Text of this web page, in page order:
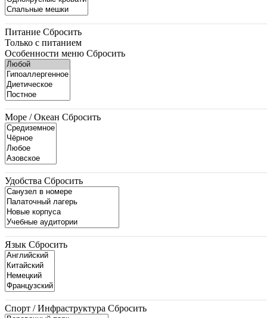
Питание Сбросить
Только с питанием
Особенности меню Сбросить
Море / Океан Сбросить
Удобства Сбросить
Язык Сбросить
Спорт / Инфраструктура Сбросить